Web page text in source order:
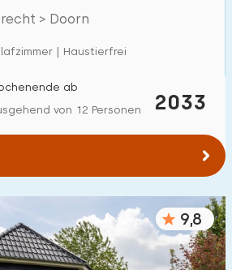
122
82
39
> Doorn
| Haustierfrei
2033
ab
von 12 Personen
9,8